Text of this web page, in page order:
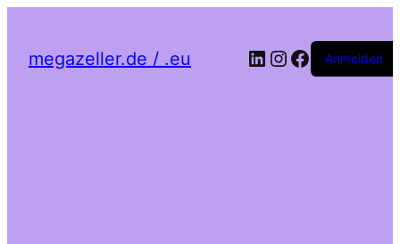
megazeller.de / .eu LinkedIn
Instagram
Facebook
Anmelden